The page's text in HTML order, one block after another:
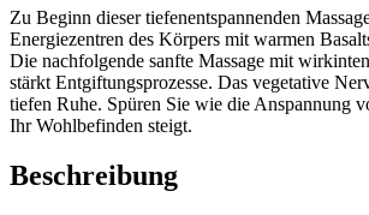
Zu Beginn dieser tiefenentspannenden
Energiezentren des Körpers mit warmen
Die nachfolgende sanfte Massage mit
stärkt Entgiftungsprozesse. Das vegetative
tiefen Ruhe. Spüren Sie wie die Anspannung
Ihr Wohlbefinden steigt.
Beschreibung